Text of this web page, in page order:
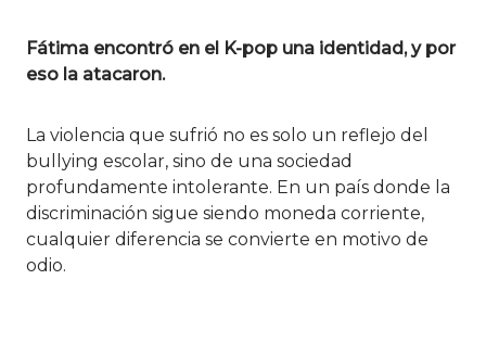
Fátima encontró en el K-pop una identidad, y por
eso la atacaron.
La violencia que sufrió no es solo un reflejo del
bullying escolar, sino de una sociedad
profundamente intolerante. En un país donde la
discriminación sigue siendo moneda corriente,
cualquier diferencia se convierte en motivo de
odio.